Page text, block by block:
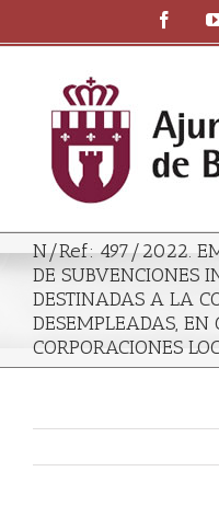
N/Ref: 497/2022.
DE SUBVENCIONES
DESTINADAS A LA
DESEMPLEADAS, EN
CORPORACIONES